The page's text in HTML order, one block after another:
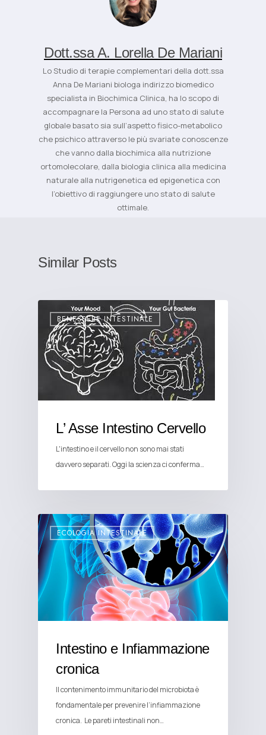
Dott.ssa A. Lorella De Mariani
Lo Studio di terapie complementari della dott.ssa
Anna De Mariani biologa indirizzo biomedico
specialista in Biochimica Clinica, ha lo scopo di
accompagnare la Persona ad uno stato di salute
globale basato sia sull’aspetto fisico-metabolico
che psichico attraverso le più svariate conoscenze
che vanno dalla biochimica alla nutrizione
ortomolecolare, dalla biologia clinica alla medicina
naturale alla nutrigenetica ed epigenetica con
l’obiettivo di raggiungere uno stato di salute
ottimale.
Similar Posts
BENESSERE INTESTINALE
L’ Asse Intestino Cervello
L'intestino e il cervello non sono mai stati
davvero separati. Oggi la scienza ci conferma…
ECOLOGIA INTESTINALE
Intestino e Infiammazione
cronica
Il contenimento immunitario del microbiota è
fondamentale per prevenire l’infiammazione
cronica. Le pareti intestinali non…